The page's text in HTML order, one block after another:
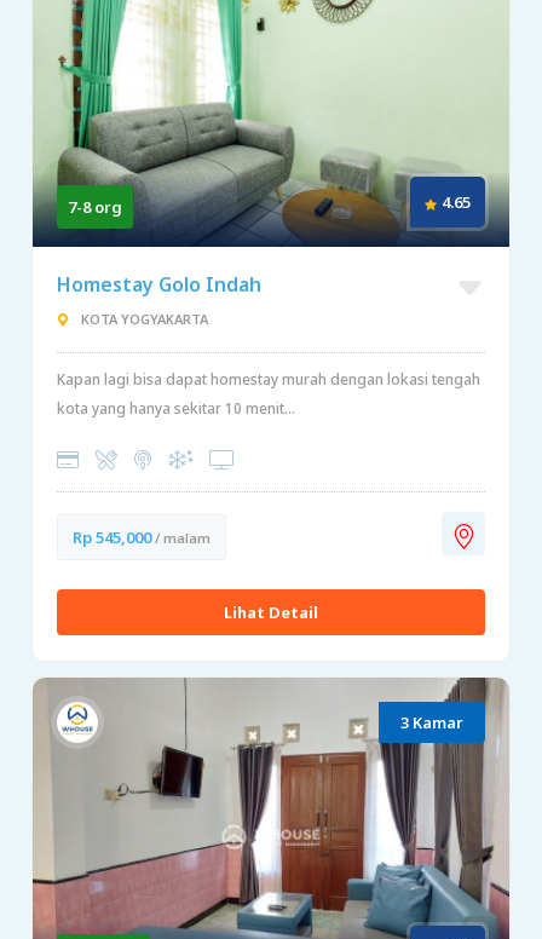
7-8 org 4.65
Homestay Golo Indah
KOTA YOGYAKARTA
Kapan lagi bisa dapat homestay murah dengan lokasi tengah
kota yang hanya sekitar 10 menit...
Rp 545,000/ malam
Lihat Detail
3 Kamar